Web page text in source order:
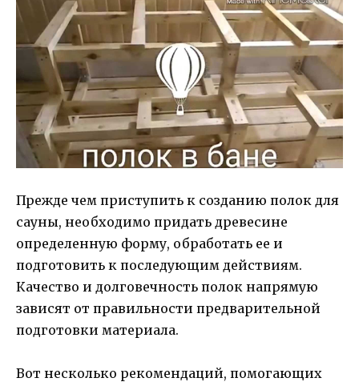
Прежде чем приступить к созданию полок для
сауны, необходимо придать древесине
определенную форму, обработать ее и
подготовить к последующим действиям.
Качество и долговечность полок напрямую
зависят от правильности предварительной
подготовки материала.
Вот несколько рекомендаций, помогающих